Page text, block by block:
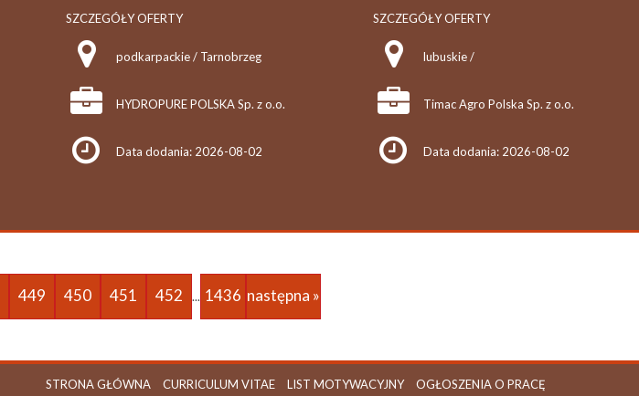
SZCZEGÓŁY OFERTY
podkarpackie / Tarnobrzeg
HYDROPURE POLSKA Sp. z o.o.
Data dodania: 2026-08-02
SZCZEGÓŁY OFERTY
lubuskie /
Timac Agro Polska Sp. z o.o.
Data dodania: 2026-08-02
449 450 451 452 ... 1436 następna »
STRONA GŁÓWNA CURRICULUM VITAE LIST MOTYWACYJNY OGŁOSZENIA O PRACĘ